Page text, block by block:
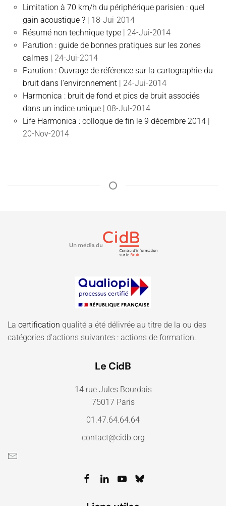
Limitation à 70 km/h du périphérique parisien : quel
gain acoustique ? | 18-Jui-2014
Résumé non technique type | 24-Jui-2014
Parution : guide de bonnes pratiques sur les zones
calmes | 24-Jui-2014
Parution : Ouvrage de référence sur la cartographie du
bruit dans l'environnement | 24-Jui-2014
Harmonica : bruit de fond et pics de bruit associés
dans un indice unique | 08-Jul-2014
Life Harmonica : colloque de fin le 9 décembre 2014 |
20-Nov-2014
La certification qualité a été délivrée au titre de la ou des
catégories d'actions suivantes : actions de formation.
Le CidB
14 rue Jules Bourdais
75017 Paris
01.47.64.64.64
contact@cidb.org